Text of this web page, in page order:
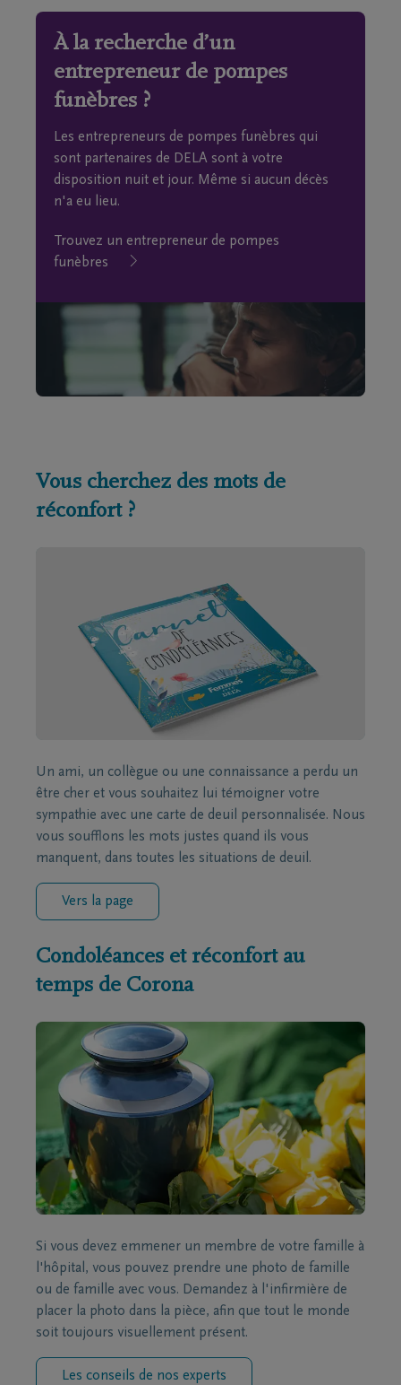
À la recherche d’un
entrepreneur de pompes
funèbres ?
Les entrepreneurs de pompes funèbres qui
sont partenaires de DELA sont à votre
disposition nuit et jour. Même si aucun décès
n'a eu lieu.
Trouvez un entrepreneur de pompes
funèbres
Vous cherchez des mots de
réconfort ?
Un ami, un collègue ou une connaissance a perdu un
être cher et vous souhaitez lui témoigner votre
sympathie avec une carte de deuil personnalisée. Nous
vous soufflons les mots justes quand ils vous
manquent, dans toutes les situations de deuil.
Vers la page
Condoléances et réconfort au
temps de Corona
Si vous devez emmener un membre de votre famille à
l'hôpital, vous pouvez prendre une photo de famille
ou de famille avec vous. Demandez à l'infirmière de
placer la photo dans la pièce, afin que tout le monde
soit toujours visuellement présent.
Les conseils de nos experts